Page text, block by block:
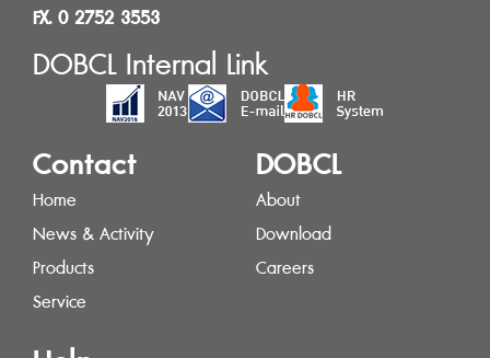
FX. 0 2752 3553
DOBCL Internal Link
Contact
Home
News & Activity
Products
Service
DOBCL
About
Download
Careers